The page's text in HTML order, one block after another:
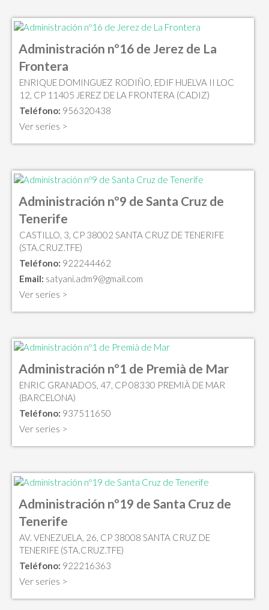
Administración nº16 de Jerez de La
Frontera
ENRIQUE DOMINGUEZ RODIÑO, EDIF HUELVA II LOC
12, CP 11405 JEREZ DE LA FRONTERA (CADIZ)
Teléfono: 956320438
Ver series >
Administración nº9 de Santa Cruz de
Tenerife
CASTILLO, 3, CP 38002 SANTA CRUZ DE TENERIFE
(STA.CRUZ.TFE)
Teléfono: 922244462
Email: satyani.adm9@gmail.com
Ver series >
Administración nº1 de Premià de Mar
ENRIC GRANADOS, 47, CP 08330 PREMIÀ DE MAR
(BARCELONA)
Teléfono: 937511650
Ver series >
Administración nº19 de Santa Cruz de
Tenerife
AV. VENEZUELA, 26, CP 38008 SANTA CRUZ DE
TENERIFE (STA.CRUZ.TFE)
Teléfono: 922216363
Ver series >